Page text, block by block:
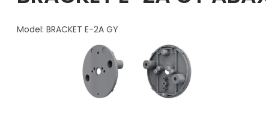
Model: BRACKET E-2A GY